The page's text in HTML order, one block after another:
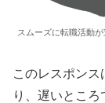
スムーズに転職活動が
このレスポン
り、遅いとこ